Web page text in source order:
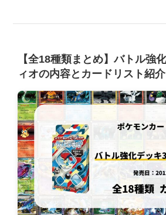
【全18種類まとめ】バトル強
ィオの内容とカードリスト紹介